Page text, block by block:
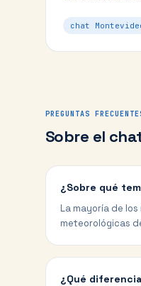
chat
PREGUNTAS
Sobre el
¿Sobre qué
La mayoría de
meteorológicas
¿Qué